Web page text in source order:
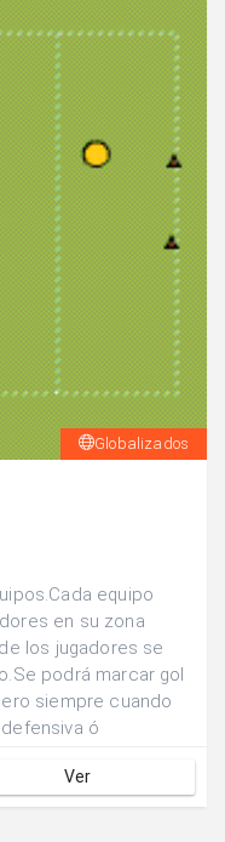
Globalizados
equipo
en su zona
los jugadores se
podrá marcar gol
siempre cuando
ó
Ver